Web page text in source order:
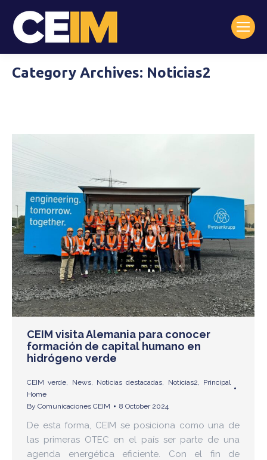
Category Archives: Noticias2
CEIM visita Alemania para conocer
formación de capital humano en
hidrógeno verde
CEIM verde News, Noticias destacadas Noticias2
Principal
Home
By Comunicaciones CEIM 8 October 2024
De esta forma, CEIM se posiciona como una de
las primeras OTEC en el país ser parte de una
agenda energética eficiente. Con el fin de